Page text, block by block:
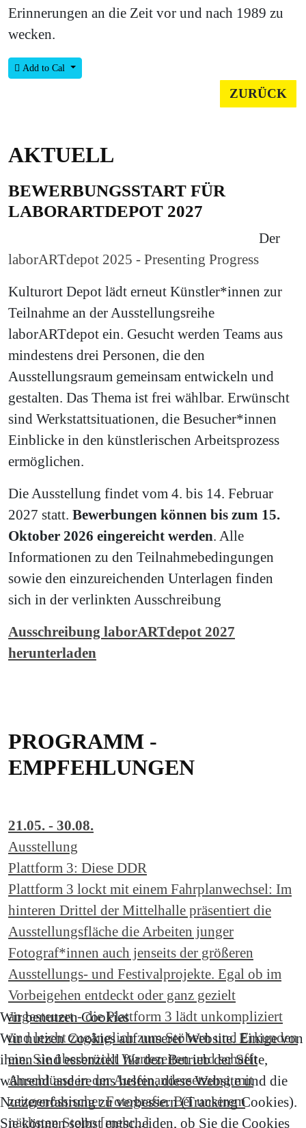
Erinnerungen an die Zeit vor und nach 1989 zu
wecken.
Add to Cal
ZURÜCK
AKTUELL
BEWERBUNGSSTART FÜR
LABORARTDEPOT 2027
laborARTdepot 2025 - Presenting Progress
Der
Kulturort Depot lädt erneut Künstler*innen zur
Teilnahme an der Ausstellungsreihe
laborARTdepot ein. Gesucht werden Teams aus
mindestens drei Personen, die den
Ausstellungsraum gemeinsam entwickeln und
gestalten. Das Thema ist frei wählbar. Erwünscht
sind Werkstattsituationen, die Besucher*innen
Einblicke in den künstlerischen Arbeitsprozess
ermöglichen.
Die Ausstellung findet vom 4. bis 14. Februar
2027 statt. Bewerbungen können bis zum 15.
Oktober 2026 eingereicht werden. Alle
Informationen zu den Teilnahmebedingungen
sowie den einzureichenden Unterlagen finden
sich in der verlinkten Ausschreibung
Ausschreibung laborARTdepot 2027
herunterladen
PROGRAMM -
EMPFEHLUNGEN
21.05. - 30.08.
Ausstellung
Plattform 3: Diese DDR
Plattform 3 lockt mit einem Fahrplanwechsel: Im
hinteren Drittel der Mittelhalle präsentiert die
Ausstellungsfläche die Arbeiten junger
Fotograf*innen auch jenseits der größeren
Ausstellungs- und Festivalprojekte. Egal ob im
Vorbeigehen entdeckt oder ganz gezielt
angesteuert - die Plattform 3 lädt unkompliziert
und leicht zugänglich zum Stöbern und Erkunden
ein. Sie überbrückt Wartezeiten und schafft
Anschlüsse in der Auseinandersetzung mit
zeitgenössischer Fotografie. Bei unserem
nächsten Stopp [mehr...]
Wir benutzen Cookies
Wir nutzen Cookies auf unserer Website. Einige von
ihnen sind essenziell für den Betrieb der Seite,
während andere uns helfen, diese Website und die
Nutzererfahrung zu verbessern (Tracking Cookies).
Sie können selbst entscheiden, ob Sie die Cookies